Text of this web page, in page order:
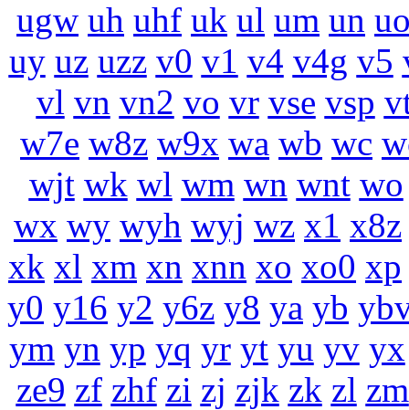
ugw uh uhf uk ul um un
uy uz uzz v0 v1 v4 v4g v5
vl vn vn2 vo vr vse vsp
w7e w8z w9x wa wb wc
wjt wk wl wm wn wnt wo
wx wy wyh wyj wz x1 x8z
xk xl xm xn xnn xo xo0 xp
y0 y16 y2 y6z y8 ya yb
ym yn yp yq yr yt yu yv yx
ze9 zf zhf zi zj zjk zk zl zm